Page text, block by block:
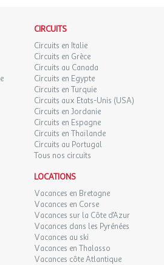
CIRCUITS
Circuits en Italie
Circuits en Grèce
Circuits au Canada
Circuits en Egypte
Circuits en Turquie
Circuits aux Etats-Unis (USA)
Circuits en Jordanie
Circuits en Espagne
Circuits en Thaïlande
Circuits au Portugal
Tous nos circuits
LOCATIONS
Vacances en Bretagne
Vacances en Corse
Vacances sur la Côte d'Azur
Vacances dans les Pyrénées
Vacances au ski
Vacances en Thalasso
Vacances côte Atlantique